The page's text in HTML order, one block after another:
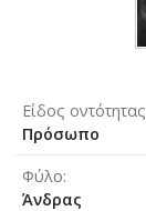
Είδος οντότητας
Πρόσωπο
Φύλο
Άνδρας